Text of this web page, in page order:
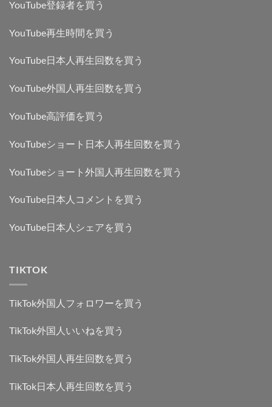
YouTube登録者を買う
YouTube再生時間を買う
YouTube日本人再生回数を買う
YouTube外国人再生回数を買う
YouTube高評価を買う
YouTubeショート日本人再生回数を買う
YouTubeショート外国人再生回数を買う
YouTube日本人コメントを買う
YouTube日本人シェアを買う
TIKTOK
TikTok外国人フォロワーを買う
TikTok外国人いいねを買う
TikTok外国人再生回数を買う
TikTok日本人再生回数を買う